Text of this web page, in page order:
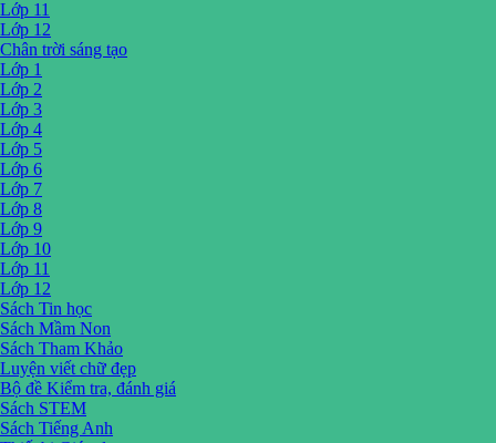
Lớp 11
Lớp 12
Chân trời sáng tạo
Lớp 1
Lớp 2
Lớp 3
Lớp 4
Lớp 5
Lớp 6
Lớp 7
Lớp 8
Lớp 9
Lớp 10
Lớp 11
Lớp 12
Sách Tin học
Sách Mầm Non
Sách Tham Khảo
Luyện viết chữ đẹp
Bộ đề Kiểm tra, đánh giá
Sách STEM
Sách Tiếng Anh